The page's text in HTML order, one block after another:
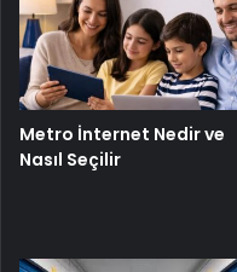
Metro İnternet Nedir ve
Nasıl Seçilir